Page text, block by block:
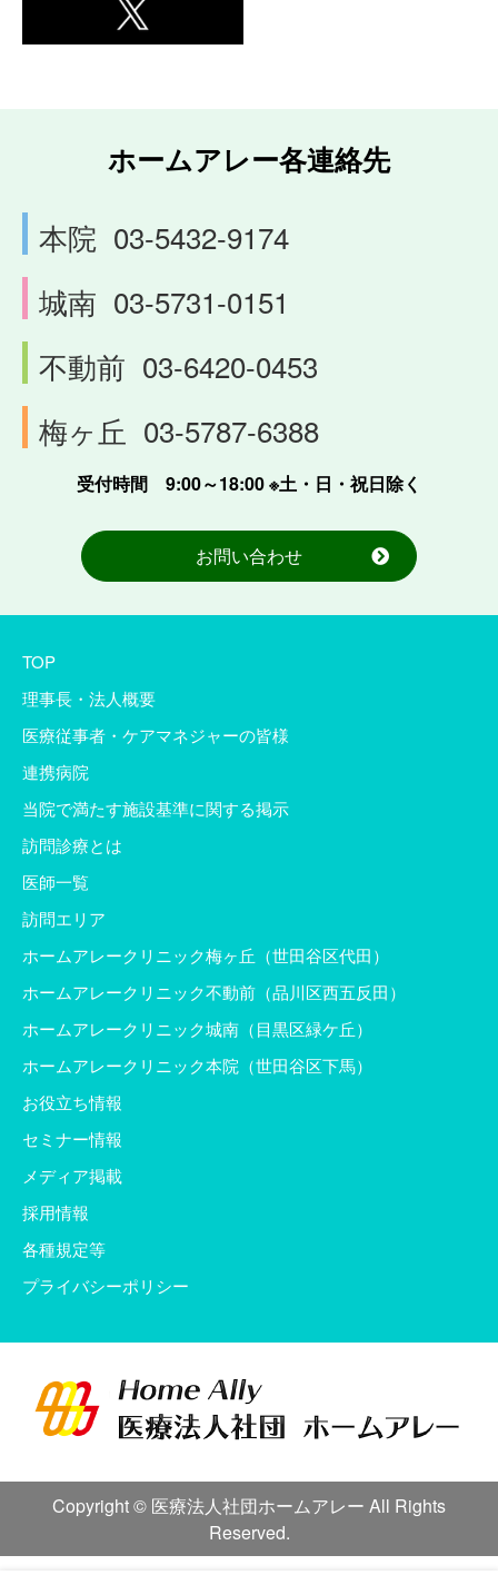
ホームアレー各連絡先
本院 03-5432-9174
城南 03-5731-0151
不動前 03-6420-0453
梅ヶ丘 03-5787-6388
受付時間 9:00～18:00 ※土・日・祝日除く
お問い合わせ
TOP
理事長・法人概要
医療従事者・ケアマネジャーの皆様
連携病院
当院で満たす施設基準に関する掲示
訪問診療とは
医師一覧
訪問エリア
ホームアレークリニック梅ヶ丘（世田谷区代田）
ホームアレークリニック不動前（品川区西五反田）
ホームアレークリニック城南（目黒区緑ケ丘）
ホームアレークリニック本院（世田谷区下馬）
お役立ち情報
セミナー情報
メディア掲載
採用情報
各種規定等
プライバシーポリシー
Copyright © 医療法人社団ホームアレー All Rights
Reserved.